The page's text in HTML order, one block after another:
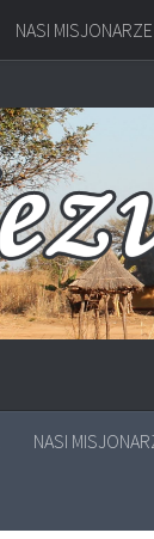
NASI MISJONARZE
NASI